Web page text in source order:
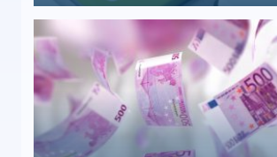
auf einen Blick